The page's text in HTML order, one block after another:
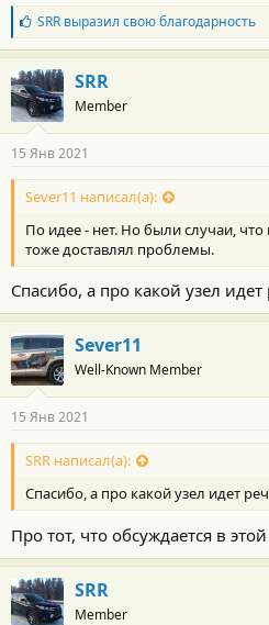
Б
л
а
г
о
д
а
н
о
с
и
:
SRRвыразил свою благодарность
SRR
Member
15 Янв 2021
Sever11 написал(а):
По идее - нет. Но были случаи,
тоже доставлял проблемы.
Спасибо, а про какой узел идет
Sever11
Well-Known Member
15 Янв 2021
SRR написал(а):
Спасибо, а про какой узел идет
Про тот, что обсуждается в
SRR
Member